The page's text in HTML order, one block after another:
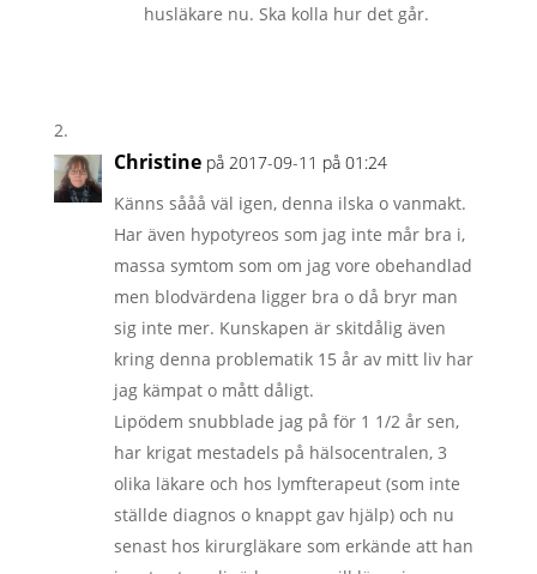
husläkare nu. Ska kolla hur det går.
Christine på 2017-09-11 på 01:24
Känns sååå väl igen, denna ilska o vanmakt.
Har även hypotyreos som jag inte mår bra i,
massa symtom som om jag vore obehandlad
men blodvärdena ligger bra o då bryr man
sig inte mer. Kunskapen är skitdålig även
kring denna problematik 15 år av mitt liv har
jag kämpat o mått dåligt.
Lipödem snubblade jag på för 1 1/2 år sen,
har krigat mestadels på hälsocentralen, 3
olika läkare och hos lymfterapeut (som inte
ställde diagnos o knappt gav hjälp) och nu
senast hos kirurgläkare som erkände att han